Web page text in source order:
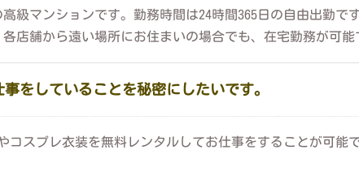
級マンションです。勤務時間は24時間365日の自由出勤で
店舗から遠い場所にお住まいの場合でも、在宅勤務が可能
をしていることを秘密にしたいです。
やコスプレ衣装を無料レンタルしてお仕事をすることが可